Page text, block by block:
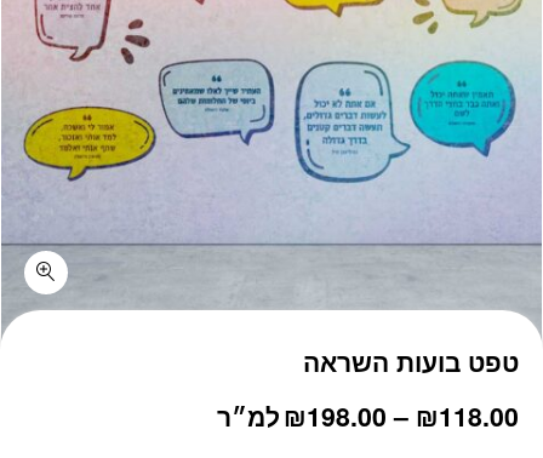
טפט בועות השראה
₪118.00
–
₪198.00
טווח
למ״ר